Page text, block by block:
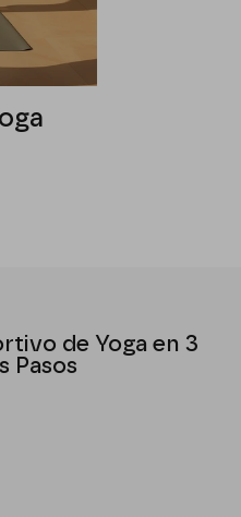
de Yoga en 3
Pasos